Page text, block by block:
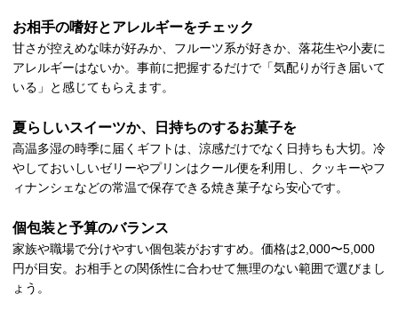
お相手の嗜好とアレルギーをチェック
甘さが控えめな味が好みか、フルーツ系が好きか、落花生や小麦に
アレルギーはないか。事前に把握するだけで「気配りが行き届いて
いる」と感じてもらえます。
夏らしいスイーツか、日持ちのするお菓子を
高温多湿の時季に届くギフトは、涼感だけでなく日持ちも大切。冷
やしておいしいゼリーやプリンはクール便を利用し、クッキーやフ
ィナンシェなどの常温で保存できる焼き菓子なら安心です。
個包装と予算のバランス
家族や職場で分けやすい個包装がおすすめ。価格は2,000〜5,000
円が目安。お相手との関係性に合わせて無理のない範囲で選びまし
ょう。